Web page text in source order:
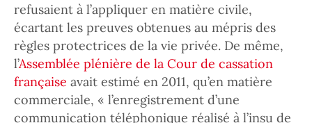
refusaient à l’appliquer en matière civile,
écartant les preuves obtenues au mépris des
règles protectrices de la vie privée. De même,
l’Assemblée plénière de la Cour de cassation
française avait estimé en 2011, qu’en matière
commerciale, « l’enregistrement d’une
communication téléphonique réalisé à l’insu de